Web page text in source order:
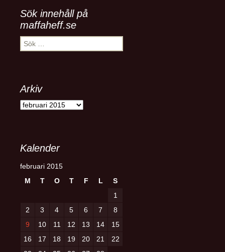
Sök innehåll på
maffaheff.se
Sök
efter:
Arkiv
Arkiv
Kalender
februari 2015
M
T O T F L
S
1
2
3 4 5 6 7
8
9
10 11 12 13 14
15
16
17 18 19 20 21
22